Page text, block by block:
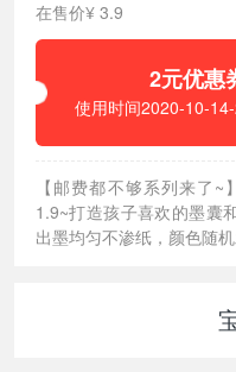
在售价¥ 3.9
2元优惠
使用时间2020-10-
【邮费都不够系列来了
1.9~打造孩子喜欢的墨囊
出墨均匀不渗纸，颜色随机